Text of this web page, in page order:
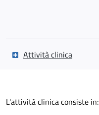
Attività clinica
L'attività clinica consiste in: